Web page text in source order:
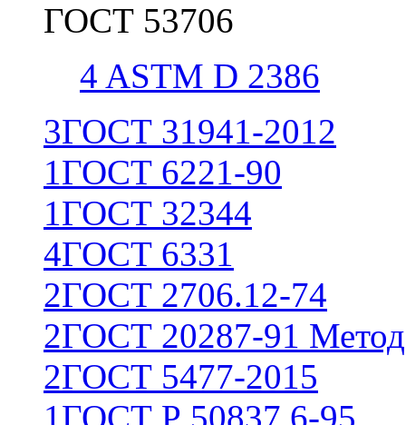
ГОСТ 53706
4 ASTM D 2386
3ГОСТ 31941-2012
1ГОСТ 6221-90
1ГОСТ 32344
4ГОСТ 6331
2ГОСТ 2706.12-74
2ГОСТ 20287-91
2ГОСТ 5477-2015